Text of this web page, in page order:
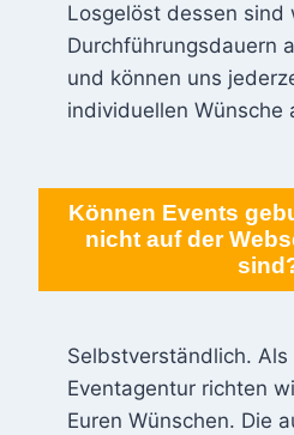
Losgelöst dessen sind
Durchführungsdauern
und können uns
individuellen Wünsche
Können Events
nicht auf der
Selbstverständlich. Als
Eventagentur richten
Euren Wünschen. Die